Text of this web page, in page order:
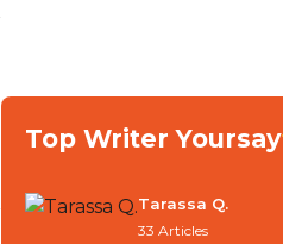
Top Writer Yoursay
Tarassa Q.
33 Articles